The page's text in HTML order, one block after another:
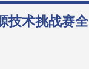
技术挑战赛全